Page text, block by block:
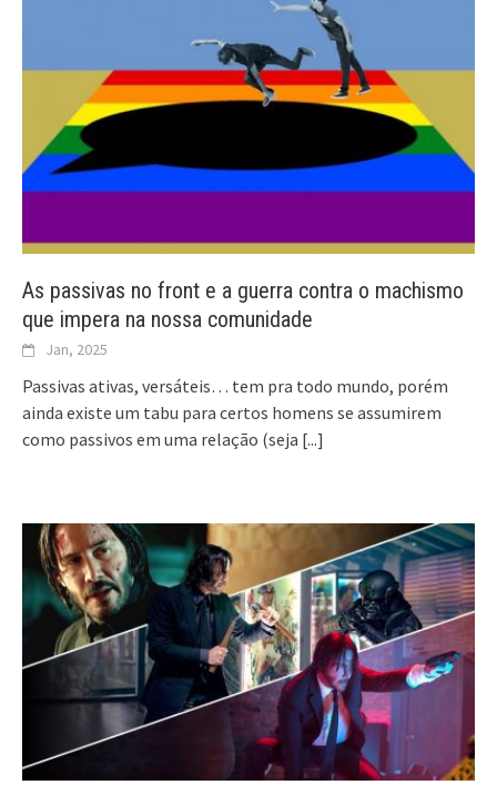
As passivas no front e a guerra contra o machismo
que impera na nossa comunidade
Jan, 2025
Passivas ativas, versáteis… tem pra todo mundo, porém
ainda existe um tabu para certos homens se assumirem
como passivos em uma relação (seja [...]